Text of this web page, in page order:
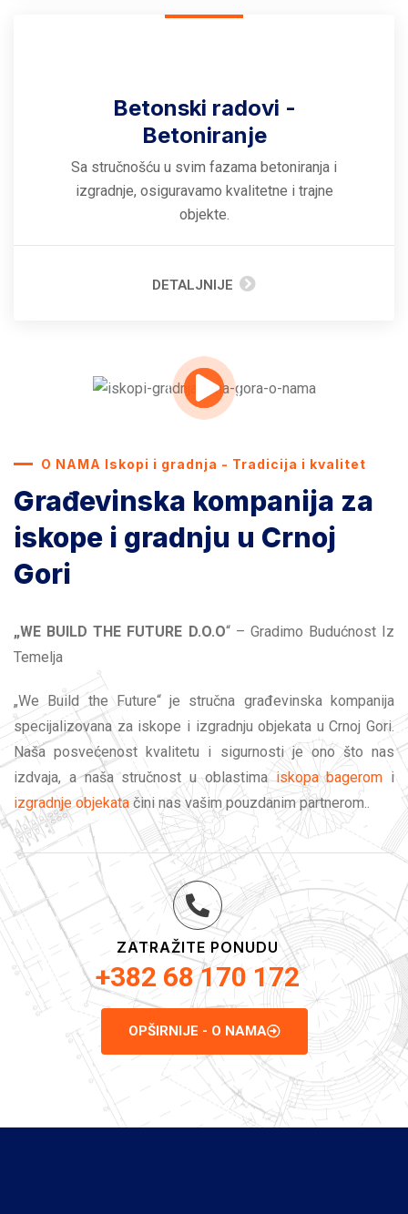
Betonski radovi -
Betoniranje
Sa stručnošću u svim fazama betoniranja i
izgradnje, osiguravamo kvalitetne i trajne
objekte.
DETALJNIJE
O NAMA Iskopi i gradnja - Tradicija i kvalitet
Građevinska kompanija za
iskope i gradnju u Crnoj
Gori
„WE BUILD THE FUTURE D.O.O“ – Gradimo Budućnost Iz
Temelja
„We Build the Future“ je stručna građevinska kompanija
specijalizovana za iskope i izgradnju objekata u Crnoj Gori.
Naša posvećenost kvalitetu i sigurnosti je ono što nas
izdvaja, a naša stručnost u oblastimaiskopa bagerom i
izgradnje objekata čini nas vašim pouzdanim partnerom..
ZATRAŽITE PONUDU
+382 68 170 172
OPŠIRNIJE - O NAMA